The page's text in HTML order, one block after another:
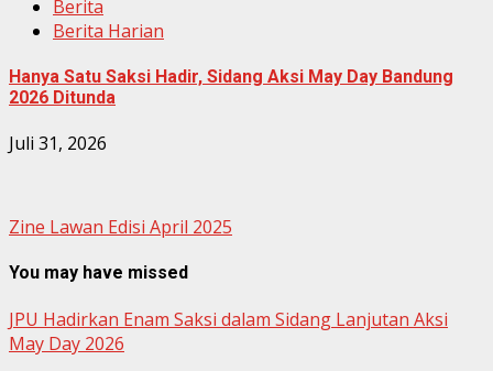
Berita
Berita Harian
Hanya Satu Saksi Hadir, Sidang Aksi May Day Bandung
2026 Ditunda
Juli 31, 2026
Zine Lawan Edisi April 2025
You may have missed
JPU Hadirkan Enam Saksi dalam Sidang Lanjutan Aksi
May Day 2026